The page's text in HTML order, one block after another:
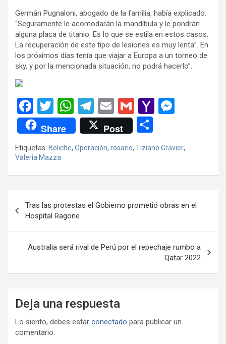
Germán Pugnaloni, abogado de la familia, había explicado:
“Seguramente le acomodarán la mandíbula y le pondrán
alguna placa de titanio. Es lo que se estila en estos casos.
La recuperación de este tipo de lesiones es muy lenta”. En
los próximos días tenía que viajar a Europa a un torneo de
sky, y por la mencionada situación, no podrá hacerlo”.
F
a
ce
b
o
k
T
wi
tt
er
W
h
at
s
A
p
T
el
e
gr
a
E
m
ail
G
m
ail
Y
o
o
ail
n
g
Share Post
m
p
tir
Etiquetas: Boliche, Operación, rosario, Tiziano Gravier,
Valeria Mazza
de
entradas
Tras las protestas el Gobierno prometió obras en el
Hospital Ragone
Australia será rival de Perú por el repechaje rumbo a
Qatar 2022
Deja una respuesta
Lo siento, debes estar conectado para publicar un
comentario.